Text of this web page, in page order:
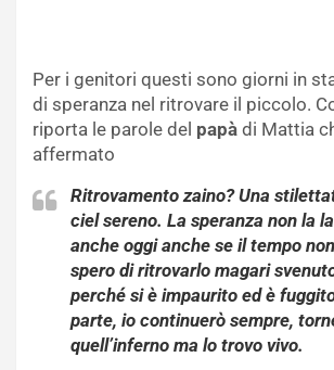
Per i genitori questi sono giorni in
di speranza nel ritrovare il piccolo.
riporta le parole del papà di Mattia
affermato
Ritrovamento zaino? Una
ciel sereno. La speranza non la
anche oggi anche se il tempo
spero di ritrovarlo magari
perché si è impaurito ed è
parte, io continuerò sempre,
quell’inferno ma lo trovo vivo.